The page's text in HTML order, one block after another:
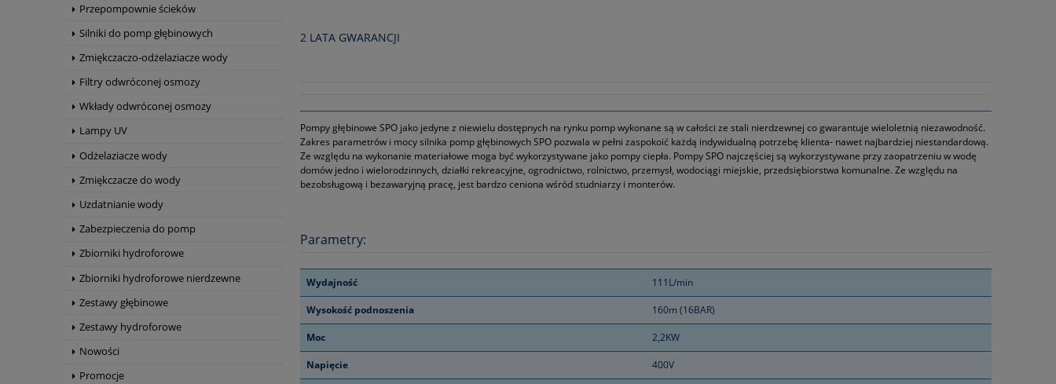
Przepompownie ścieków
Silniki do pomp głębinowych
Zmiękczaczo-odżelaziacze wody
Filtry odwróconej osmozy
Wkłady odwróconej osmozy
Lampy UV
Odżelaziacze wody
Zmiękczacze do wody
Uzdatnianie wody
Zabezpieczenia do pomp
Zbiorniki hydroforowe
Zbiorniki hydroforowe nierdzewne
Zestawy głębinowe
Zestawy hydroforowe
Nowości
Promocje
2 LATA GWARANCJI
Pompy głębinowe SPO jako jedyne z niewielu dostępnych na rynku pomp wykonane są w całości ze stali nierdzewnej co gwarantuje wieloletnią niezawodność.
Zakres parametrów i mocy silnika pomp głębinowych SPO pozwala w pełni zaspokoić każdą indywidualną potrzebę klienta- nawet najbardziej niestandardową.
Ze względu na wykonanie materiałowe moga być wykorzystywane jako pompy ciepła. Pompy SPO najczęściej są wykorzystywane przy zaopatrzeniu w wodę
domów jedno i wielorodzinnych, działki rekreacyjne, ogrodnictwo, rolnictwo, przemysł, wodociągi miejskie, przedsiębiorstwa komunalne. Ze względu na
bezobsługową i bezawaryjną pracę, jest bardzo ceniona wśród studniarzy i monterów.
Parametry:
Wydajność 111L/min
Wysokość podnoszenia 160m (16BAR)
Moc 2,2KW
Napięcie 400V